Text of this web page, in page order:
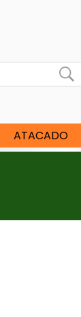
ATACADO